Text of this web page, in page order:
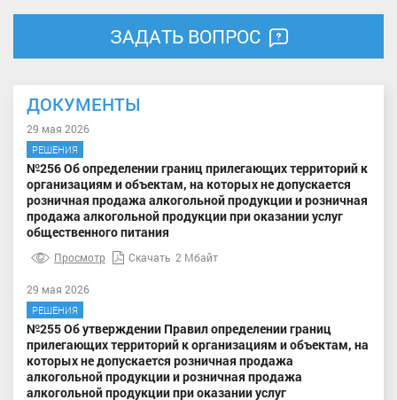
ЗАДАТЬ ВОПРОС
ДОКУМЕНТЫ
29 мая 2026
РЕШЕНИЯ
№256 Об определении границ прилегающих территорий к
организациям и объектам, на которых не допускается
розничная продажа алкогольной продукции и розничная
продажа алкогольной продукции при оказании услуг
общественного питания
Просмотр Скачать 2 Мбайт
29 мая 2026
РЕШЕНИЯ
№255 Об утверждении Правил определении границ
прилегающих территорий к организациям и объектам, на
которых не допускается розничная продажа
алкогольной продукции и розничная продажа
алкогольной продукции при оказании услуг